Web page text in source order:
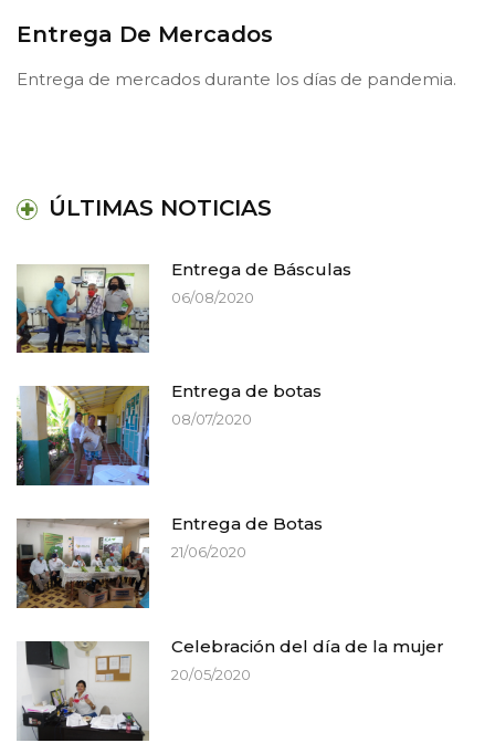
Entrega De Mercados
Entrega de mercados durante los días de pandemia.
ÚLTIMAS NOTICIAS
Entrega de Básculas
06/08/2020
Entrega de botas
08/07/2020
Entrega de Botas
21/06/2020
Celebración del día de la mujer
20/05/2020